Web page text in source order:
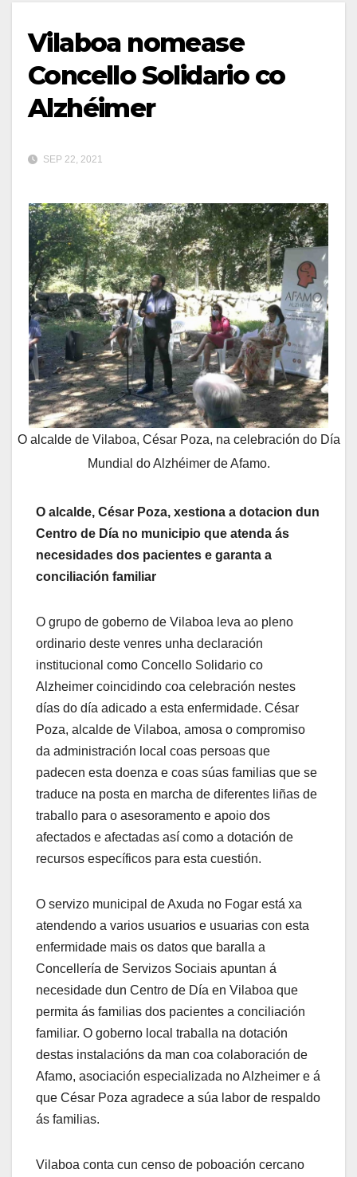
Vilaboa nomease
Concello Solidario co
Alzhéimer
SEP 22, 2021
O alcalde de Vilaboa, César Poza, na celebración do Día
Mundial do Alzhéimer de Afamo.
O alcalde, César Poza, xestiona a dotacion dun
Centro de Día no municipio que atenda ás
necesidades dos pacientes e garanta a
conciliación familiar
O grupo de goberno de Vilaboa leva ao pleno
ordinario deste venres unha declaración
institucional como Concello Solidario co
Alzheimer coincidindo coa celebración nestes
días do día adicado a esta enfermidade. César
Poza, alcalde de Vilaboa, amosa o compromiso
da administración local coas persoas que
padecen esta doenza e coas súas familias que se
traduce na posta en marcha de diferentes liñas de
traballo para o asesoramento e apoio dos
afectados e afectadas así como a dotación de
recursos específicos para esta cuestión.
O servizo municipal de Axuda no Fogar está xa
atendendo a varios usuarios e usuarias con esta
enfermidade mais os datos que baralla a
Concellería de Servizos Sociais apuntan á
necesidade dun Centro de Día en Vilaboa que
permita ás familias dos pacientes a conciliación
familiar. O goberno local traballa na dotación
destas instalacións da man coa colaboración de
Afamo, asociación especializada no Alzheimer e á
que César Poza agradece a súa labor de respaldo
ás familias.
Vilaboa conta cun censo de poboación cercano